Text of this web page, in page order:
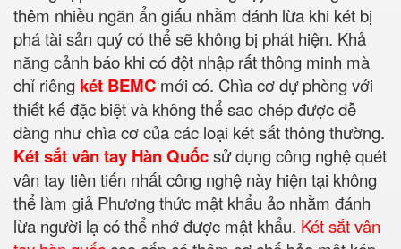
thêm nhiều ngăn ẩn giấu nhằm đánh lừa khi két bị
phá tài sản quý có thể sẽ không bị phát hiện. Khả
năng cảnh báo khi có đột nhập rất thông minh mà
chỉ riêng két BEMC mới có. Chìa cơ dự phòng với
thiết kế đặc biệt và không thể sao chép được dễ
dàng như chìa cơ của các loại két sắt thông thường.
Két sắt vân tay Hàn Quốcsử dụng công nghệ quét
vân tay tiên tiến nhất công nghệ này hiện tại không
thể làm giả Phương thức mật khẩu ảo nhằm đánh
lừa người lạ có thể nhớ được mật khẩu. Két sắt vân